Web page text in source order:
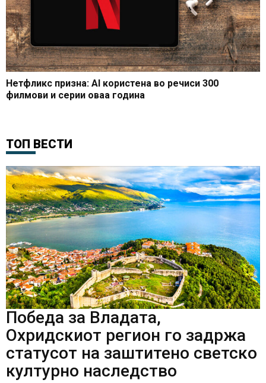
Нетфликс призна: AI користена во речиси 300
филмови и серии оваа година
ТОП ВЕСТИ
Победа за Владата,
Охридскиот регион го задржа
статусот на заштитено светско
културно наследство